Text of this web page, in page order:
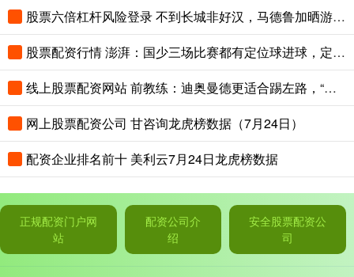
股票六倍杠杆风险登录 不到长城非好汉，马德鲁加晒游玩长城照：不愧为世界七大奇迹之一
股票配资行情 澎湃：国少三场比赛都有定位球进球，定位球战术套路有明显革新
线上股票配资网站 前教练：迪奥曼德更适合踢左路，“姆迪熊”组合会成为对方的噩梦
网上股票配资公司 甘咨询龙虎榜数据（7月24日）
配资企业排名前十 美利云7月24日龙虎榜数据
正规配资门户网
站
配资公司介
绍
安全股票配资公
司